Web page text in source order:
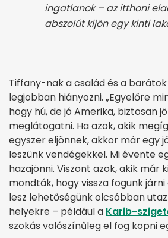
ingatlanok – az itthoni
abszolút kijön egy kinti
Tiffany-nak a család és a
legjobban hiányozni. „Egyelőre
hogy hú, de jó Amerika, biztosan
meglátogatni. Ha azok, akik
egyszer eljönnek, akkor már egy
leszünk vendégekkel. Mi évente
hazajönni. Viszont azok, akik már
mondták, hogy vissza fogunk
lesz lehetőségünk olcsóbban
helyekre – például a Karib-
szokás valószínűleg el fog kopni